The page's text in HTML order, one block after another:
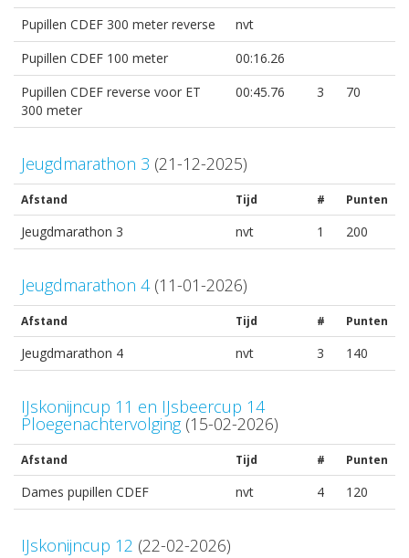
Pupillen CDEF 300 meter reverse
nvt
Pupillen CDEF 100 meter
00:16.26
Pupillen CDEF reverse voor ET
300 meter
00:45.76 3 70
Jeugdmarathon 3 (21-12-2025)
Afstand Tijd # Punten
Jeugdmarathon 3 nvt 1 200
Jeugdmarathon 4(11-01-2026)
Afstand Tijd # Punten
Jeugdmarathon 4 nvt 3 140
IJskonijncup 11 en IJsbeercup 14
Ploegenachtervolging(15-02-2026)
Afstand Tijd # Punten
Dames pupillen CDEF nvt 4 120
IJskonijncup 12 (22-02-2026)